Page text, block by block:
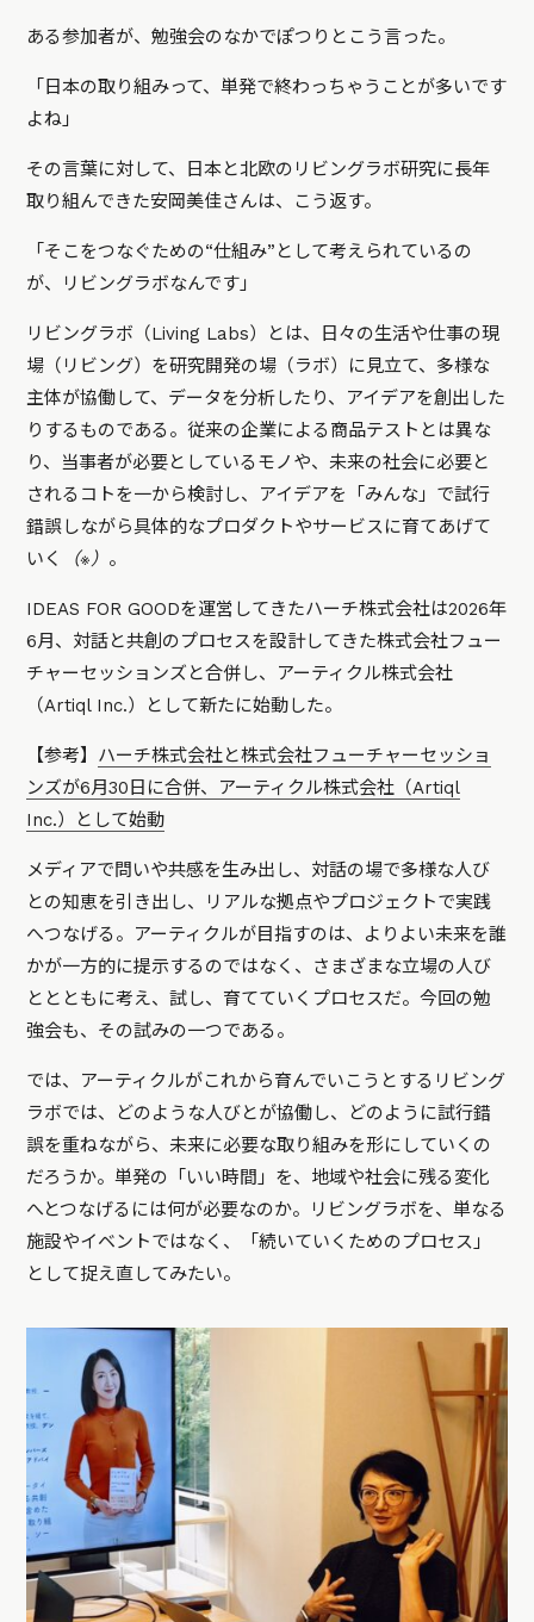
ある参加者が、勉強会のなかでぽつりとこう言った。
「日本の取り組みって、単発で終わっちゃうことが多いです
よね」
その言葉に対して、日本と北欧のリビングラボ研究に長年
取り組んできた安岡美佳さんは、こう返す。
「そこをつなぐための“仕組み”として考えられているの
が、リビングラボなんです」
リビングラボ（Living Labs）とは、日々の生活や仕事の現
場（リビング）を研究開発の場（ラボ）に見立て、多様な
主体が協働して、データを分析したり、アイデアを創出した
りするものである。従来の企業による商品テストとは異な
り、当事者が必要としているモノや、未来の社会に必要と
されるコトを一から検討し、アイデアを「みんな」で試行
錯誤しながら具体的なプロダクトやサービスに育てあげて
いく
（※） 。
IDEAS FOR GOODを運営してきたハーチ株式会社は2026年
6月、対話と共創のプロセスを設計してきた株式会社フュー
チャーセッションズと合併し、アーティクル株式会社
（Artiql Inc.）として新たに始動した。
【参考】 ハーチ株式会社と株式会社フューチャーセッショ
ンズが6月30日に合併、アーティクル株式会社（Artiql
Inc.）として始動
メディアで問いや共感を生み出し、対話の場で多様な人び
との知恵を引き出し、リアルな拠点やプロジェクトで実践
へつなげる。アーティクルが目指すのは、よりよい未来を誰
かが一方的に提示するのではなく、さまざまな立場の人び
ととともに考え、試し、育てていくプロセスだ。今回の勉
強会も、その試みの一つである。
では、アーティクルがこれから育んでいこうとするリビング
ラボでは、どのような人びとが協働し、どのように試行錯
誤を重ねながら、未来に必要な取り組みを形にしていくの
だろうか。単発の「いい時間」を、地域や社会に残る変化
へとつなげるには何が必要なのか。リビングラボを、単なる
施設やイベントではなく、「続いていくためのプロセス」
として捉え直してみたい。